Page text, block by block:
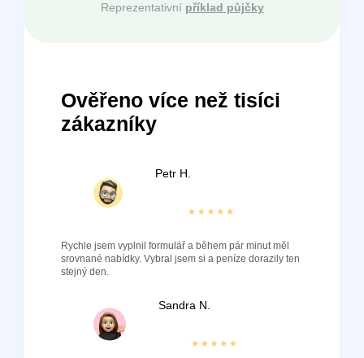
Reprezentativní příklad půjčky
Ověřeno více než tisíci
zákazníky
Petr H.
Rychle jsem vyplnil formulář a během pár minut měl
srovnané nabídky. Vybral jsem si a peníze dorazily ten
stejný den.
Sandra N.